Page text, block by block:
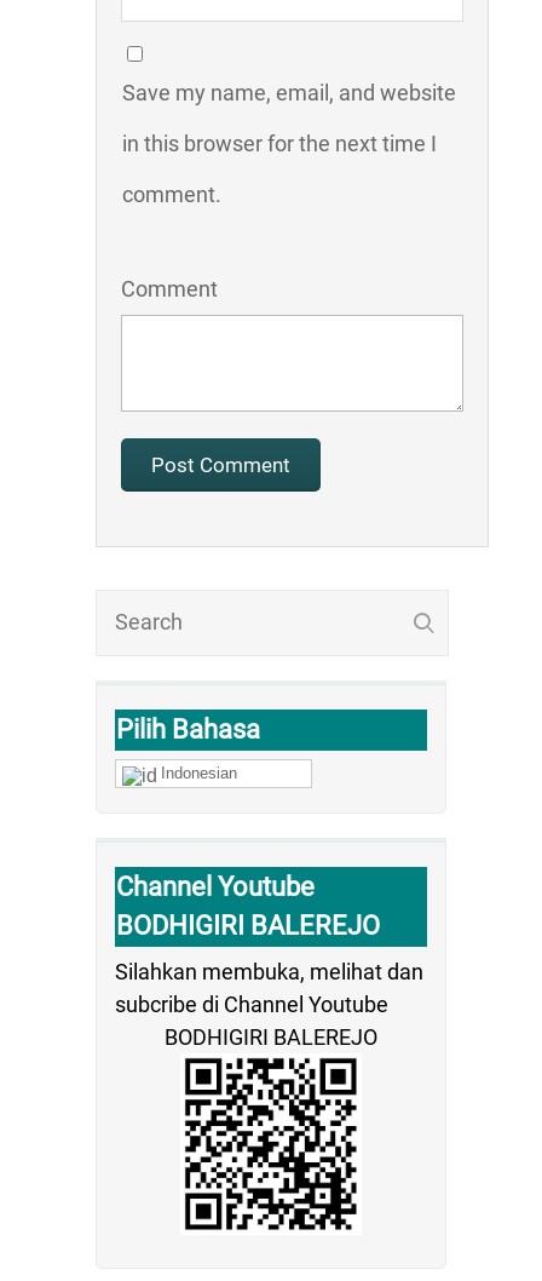
Pilih Bahasa
Indonesian
Channel Youtube
BODHIGIRI BALEREJO
Silahkan membuka, melihat dan
subcribe di Channel Youtube
BODHIGIRI BALEREJO
Save my name, email, and website
in this browser for the next time I
comment.
Comment